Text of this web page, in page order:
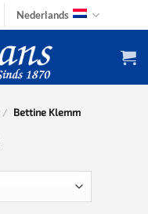
Nederlands
/ Bettine Klemm